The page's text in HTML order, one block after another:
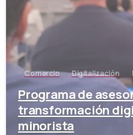
Comercio Digitalización
Programa de
transformación
minorista